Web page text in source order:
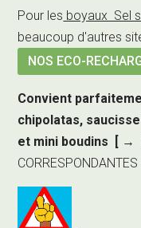
Pour les boyaux Sel
beaucoup d'autres
NOS ECO-
Convient
chipolatas,
et mini boudins [
→
CORRESPONDANTES